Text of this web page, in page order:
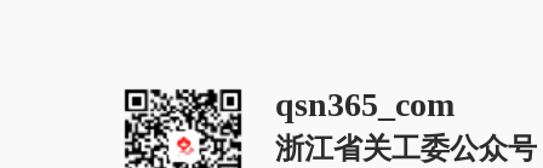
qsn365_com
浙江省关工委公众号